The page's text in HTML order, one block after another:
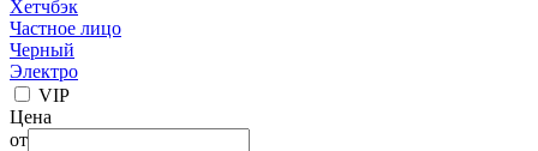
Хетчбэк
Частное лицо
Черный
Электро
VIP
Цена
от